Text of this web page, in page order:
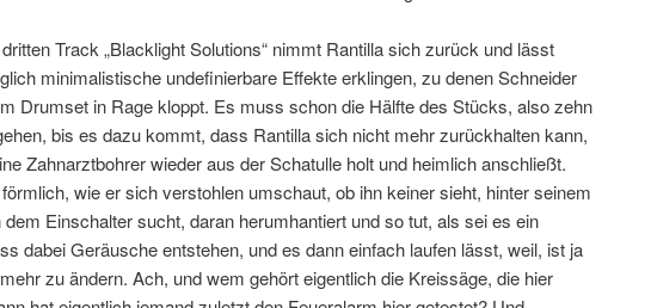
Track „Blacklight Solutions“ nimmt Rantilla sich zurück und lässt
minimalistische undefinierbare Effekte erklingen, zu denen Schneider
Drumset in Rage kloppt. Es muss schon die Hälfte des Stücks, also zehn
bis es dazu kommt, dass Rantilla sich nicht mehr zurückhalten kann,
Zahnarztbohrer wieder aus der Schatulle holt und heimlich anschließt.
wie er sich verstohlen umschaut, ob ihn keiner sieht, hinter seinem
Einschalter sucht, daran herumhantiert und so tut, als sei es ein
dabei Geräusche entstehen, und es dann einfach laufen lässt, weil, ist ja
zu ändern. Ach, und wem gehört eigentlich die Kreissäge, die hier